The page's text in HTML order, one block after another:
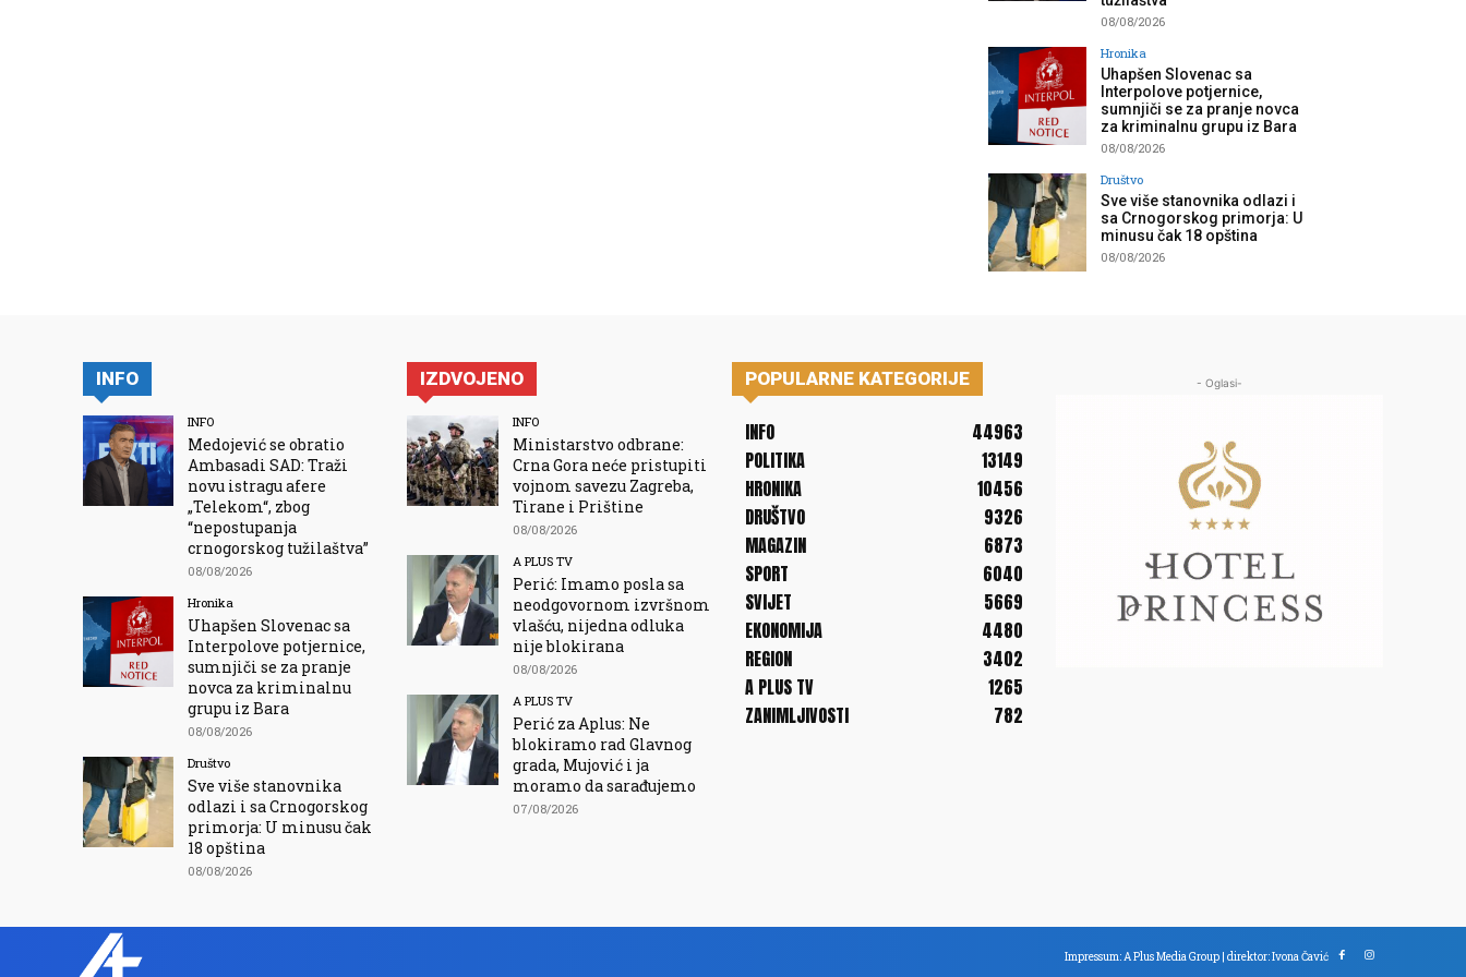
08/08/2026
Hronika
Uhapšen Slovenac sa
Interpolove potjernice,
sumnjiči se za pranje novca
za kriminalnu grupu iz Bara
08/08/2026
Društvo
Sve više stanovnika odlazi i
sa Crnogorskog primorja: U
minusu čak 18 opština
08/08/2026
INFO
INFO
Medojević se obratio
Ambasadi SAD: Traži
novu istragu afere
„Telekom“, zbog
“nepostupanja
crnogorskog tužilaštva”
08/08/2026
Hronika
Uhapšen Slovenac sa
Interpolove potjernice,
sumnjiči se za pranje
novca za kriminalnu
grupu iz Bara
08/08/2026
Društvo
Sve više stanovnika
odlazi i sa Crnogorskog
primorja: U minusu čak
18 opština
08/08/2026
IZDVOJENO
INFO
Ministarstvo odbrane:
Crna Gora neće pristupiti
vojnom savezu Zagreba,
Tirane i Prištine
08/08/2026
A PLUS TV
Perić: Imamo posla sa
neodgovornom izvršnom
vlašću, nijedna odluka
nije blokirana
08/08/2026
A PLUS TV
Perić za Aplus: Ne
blokiramo rad Glavnog
grada, Mujović i ja
moramo da sarađujemo
07/08/2026
POPULARNE KATEGORIJE
INFO
44963
POLITIKA
13149
HRONIKA
10456
DRUŠTVO
9326
MAGAZIN
6873
SPORT
6040
SVIJET
5669
EKONOMIJA
4480
REGION
3402
A PLUS TV
1265
ZANIMLJIVOSTI
782
- Oglasi-
Impressum: A Plus Media Group | direktor: Ivona Čavić